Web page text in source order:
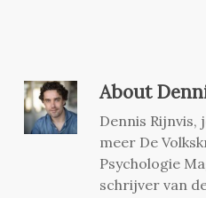
About
Dennis
meer De
Psychologie
schrijver van